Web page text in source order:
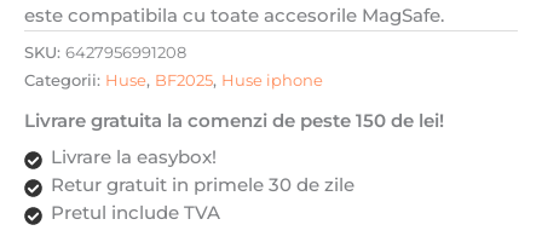
este compatibila cu toate accesorile MagSafe.
SKU: 6427956991208
Categorii: Huse, BF2025, Huse iphone
Livrare gratuita la comenzi de peste 150 de lei!
Livrare la easybox!
Retur gratuit in primele 30 de zile
Pretul include TVA